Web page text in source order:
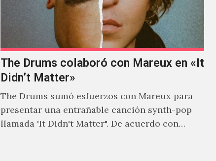
The Drums colaboró con Mareux en «It
Didn’t Matter»
The Drums sumó esfuerzos con Mareux para
presentar una entrañable canción synth-pop
llamada 'It Didn't Matter". De acuerdo con